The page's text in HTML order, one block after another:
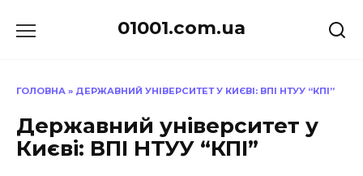
до
01001.com.ua
ГОЛОВНА » ДЕРЖАВНИЙ УНІВЕРСИТЕТ У КИЄВІ: ВПІ НТУУ “КПІ”
Державний університет у
Києві: ВПІ НТУУ “КПІ”